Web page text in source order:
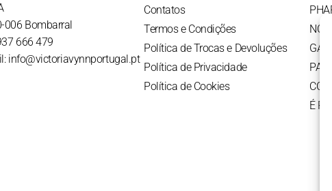
006 Bombarral
666 479
info@victoriavynnportugal.pt
Contatos
Termos e Condições
Política de Trocas e Devoluções
Política de Privacidade
Política de Cookies
É